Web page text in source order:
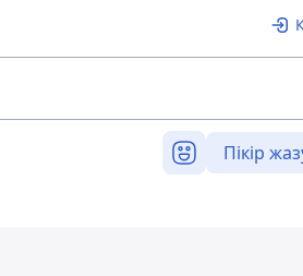
Пікір